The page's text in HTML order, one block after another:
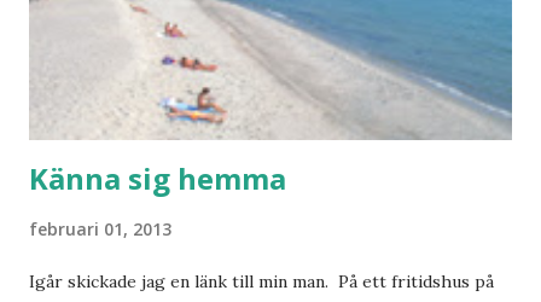
Känna sig hemma
februari 01, 2013
Igår skickade jag en länk till min man. På ett fritidshus på